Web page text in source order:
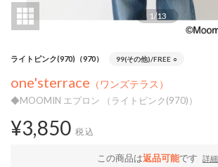
1/13
ライトピンク(970)（970） 99(その他)/FREE ○
one'sterrace （ワンズテラス）
◆MOOMIN エプロン （ライトピンク(970)）
¥3,850 税込
この商品は返品可能です
詳細